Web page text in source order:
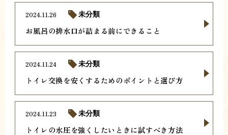
お風呂の排水口が詰まる前にできること
2024.11.26 未分類
トイレ交換を安くするためのポイントと選び方
2024.11.24 未分類
トイレの水圧を強くしたいときに試すべき方法
2024.11.23 未分類